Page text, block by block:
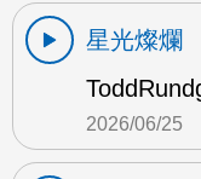
星光燦爛
2026/06/25